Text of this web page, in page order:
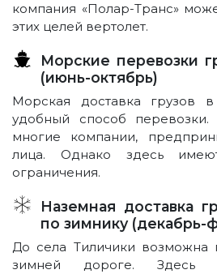
компания «Полар-Транс»
этих целей вертолет.
Морские перевозки
(июнь-октябрь)
Морская доставка грузов
удобный способ
многие компании,
лица. Однако здесь
ограничения.
Наземная доставка
по зимнику (декабрь-
До села Тиличики возможна
зимней дороге. Здесь